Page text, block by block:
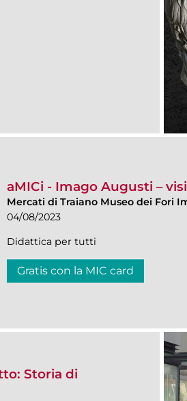
aMICi - Imago Augusti –
Mercati di Traiano Museo dei Fori
04/08/2023
Didattica per tutti
Gratis con la MIC card
Storia di